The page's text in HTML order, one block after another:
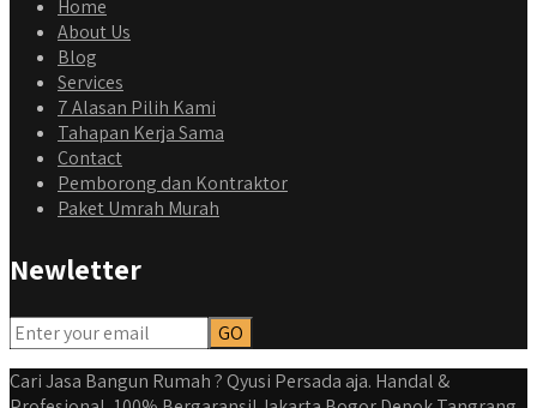
qyusipersada
Dalah satu hasil karya Qyusi persada, merenovasi rumah
gimana ya hasilnya...
Home
About Us
Blog
Services
7 Alasan Pilih Kami
Tahapan Kerja Sama
Contact
Pemborong dan Kontraktor
Paket Umrah Murah
Newletter
Cari Jasa Bangun Rumah ? Qyusi Persada aja. Handal &